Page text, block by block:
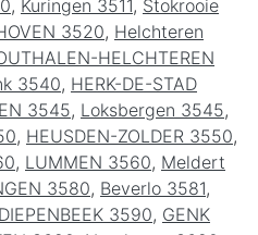
, Kuringen 3511, Stokrooie
3520, Helchteren
HELCHTEREN
3540, HERK-DE-STAD
3545, Loksbergen 3545,
, HEUSDEN-ZOLDER 3550,
, LUMMEN 3560, Meldert
3580, Beverlo 3581,
DIEPENBEEK 3590, GENK